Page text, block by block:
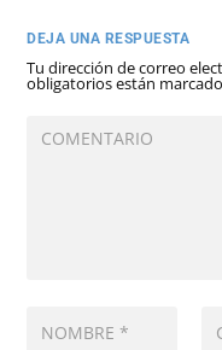
DEJA UNA RESPUESTA
Tu dirección de correo
obligatorios están